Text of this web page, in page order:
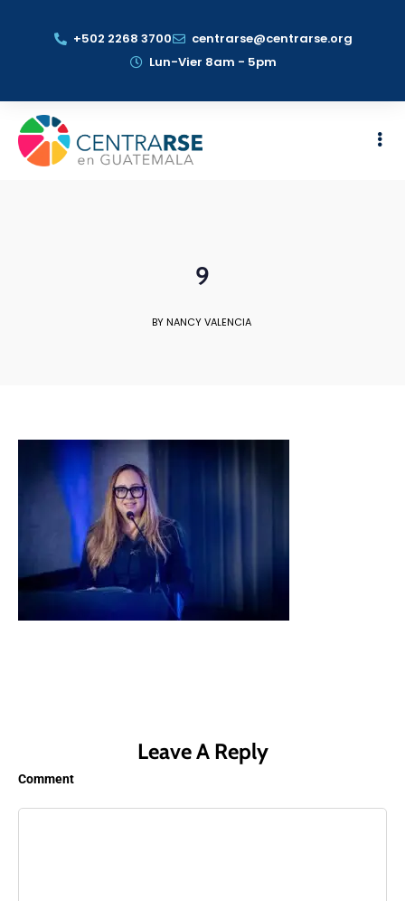
+502 2268 3700
centrarse@centrarse.org
Lun-Vier 8am - 5pm
9
BY NANCY VALENCIA
Leave A Reply
Comment